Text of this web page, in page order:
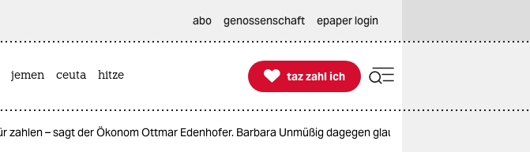
abo genossenschaft epaper login
jemen ceuta hitze 
taz zahl ich
taz zahl ich
zahlen – sagt der Ökonom Ottmar Edenhofer. Barbara Unmüßig dagegen glaubt: Die Macht des